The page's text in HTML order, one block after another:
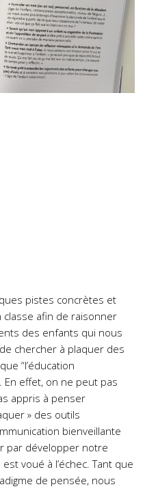
pistes concrètes et
classe afin de raisonner
des enfants qui nous
chercher à plaquer des
“l’éducation
En effet, on ne peut pas
appris à penser
» des outils
bienveillante
par développer notre
voué à l’échec. Tant que
de pensée, nous